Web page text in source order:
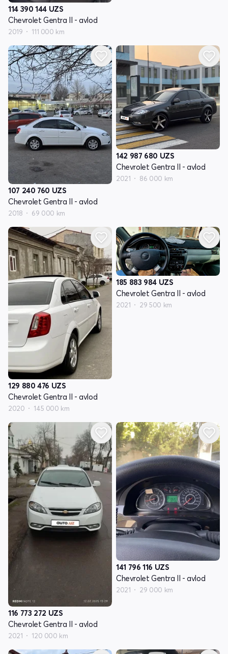
114 390 144 UZS
Chevrolet Gentra II - avlod
2019 111 000 km
107 240 760 UZS
Chevrolet Gentra II - avlod
2018 69 000 km
142 987 680 UZS
Chevrolet Gentra II - avlod
2021 86 000 km
129 880 476 UZS
Chevrolet Gentra II - avlod
2020 145 000 km
185 883 984 UZS
Chevrolet Gentra II - avlod
2021 29 500 km
116 773 272 UZS
Chevrolet Gentra II - avlod
2021 120 000 km
141 796 116 UZS
Chevrolet Gentra II - avlod
2021 29 000 km